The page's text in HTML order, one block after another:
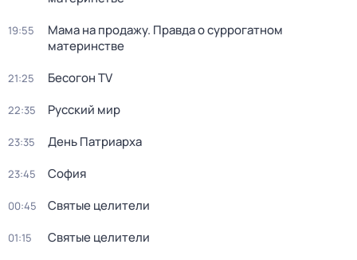
19:55
Мама на продажу. Правда о сyрpогатном
материнстве
21:25 Бесогон TV
22:35 Русский мир
23:35 Дeнь Патриаpха
23:45 София
00:45 Святые целители
01:15 Святые целители